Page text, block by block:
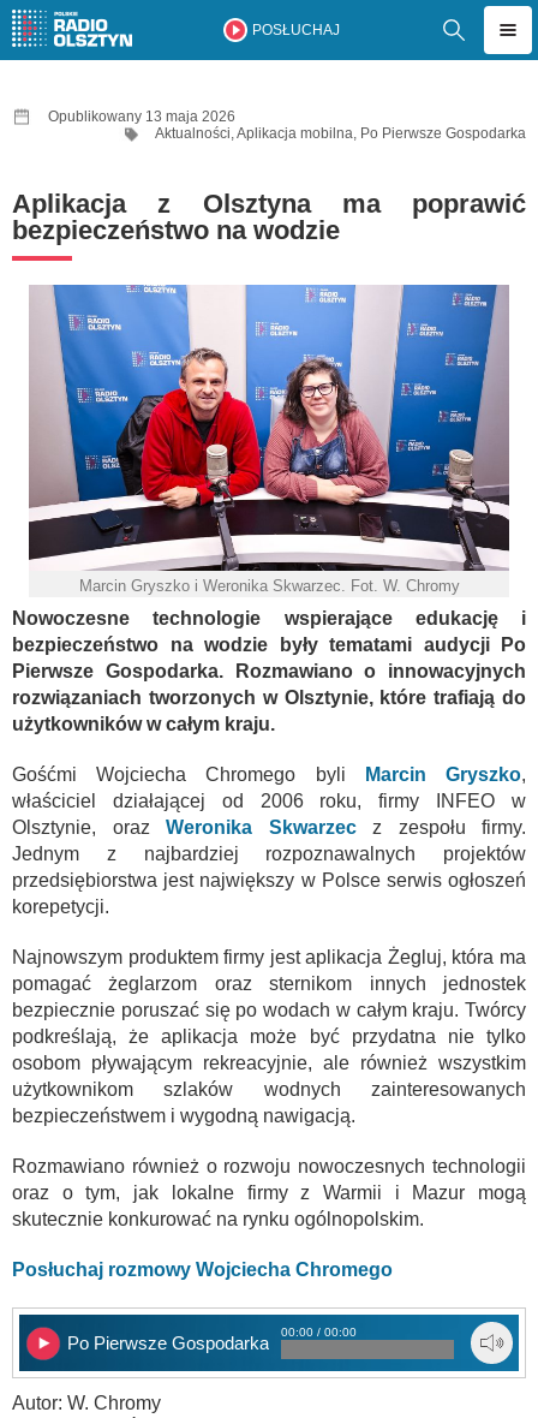
POSŁUCHAJ
Opublikowany 13 maja 2026
Aktualności,Aplikacja mobilna, Po Pierwsze Gospodarka
Aplikacja z Olsztyna ma poprawić
bezpieczeństwo na wodzie
Marcin Gryszko i Weronika Skwarzec. Fot. W. Chromy
Nowoczesne technologie wspierające edukację i
bezpieczeństwo na wodzie były tematami audycji Po
Pierwsze Gospodarka. Rozmawiano o innowacyjnych
rozwiązaniach tworzonych w Olsztynie, które trafiają do
użytkowników w całym kraju.
Gośćmi Wojciecha Chromego byli Marcin Gryszko,
właściciel działającej od 2006 roku, firmy INFEO w
Olsztynie, oraz Weronika Skwarzec
z zespołu firmy.
Jednym z najbardziej rozpoznawalnych projektów
przedsiębiorstwa jest największy w Polsce serwis ogłoszeń
korepetycji.
Najnowszym produktem firmy jest aplikacja Żegluj, która ma
pomagać żeglarzom oraz sternikom innych jednostek
bezpiecznie poruszać się po wodach w całym kraju. Twórcy
podkreślają, że aplikacja może być przydatna nie tylko
osobom pływającym rekreacyjnie, ale również wszystkim
użytkownikom szlaków wodnych zainteresowanych
bezpieczeństwem i wygodną nawigacją.
Rozmawiano również o rozwoju nowoczesnych technologii
oraz o tym, jak lokalne firmy z Warmii i Mazur mogą
skutecznie konkurować na rynku ogólnopolskim.
Posłuchaj rozmowy Wojciecha Chromego
Po Pierwsze Gospodarka
00:00 / 00:00
Autor: W. Chromy